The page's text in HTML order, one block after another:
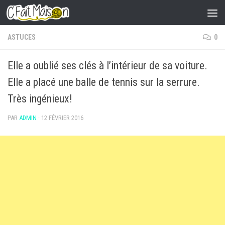
Skip to content
ASTUCES 0
Elle a oublié ses clés à l’intérieur de sa voiture.
Elle a placé une balle de tennis sur la serrure.
Très ingénieux!
PAR ADMIN · 12 FÉVRIER 2016